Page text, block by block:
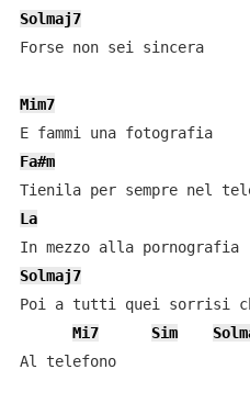
Solmaj7
Forse non sei sincera
Mim7
E fammi una fotografia
Fa#m
La
In mezzo alla pornografia
Solmaj7
Poi a tutti quei sorrisi
Mi7
Sim
Al telefono